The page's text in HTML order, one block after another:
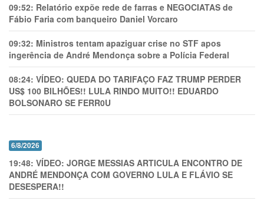
09:52: Relatório expõe rede de farras e NEGOCIATAS de
Fábio Faria com banqueiro Daniel Vorcaro
09:32: Ministros tentam apaziguar crise no STF apos
ingerência de André Mendonça sobre a Polícia Federal
08:24: VÍDEO: QUEDA DO TARIFAÇO FAZ TRUMP PERDER
US$ 100 BILHÕES!! LULA RINDO MUITO!! EDUARDO
BOLSONARO SE FERR0U
6/8/2026
19:48: VÍDEO: JORGE MESSIAS ARTICULA ENCONTRO DE
ANDRÉ MENDONÇA COM GOVERNO LULA E FLÁVIO SE
DESESPERA!!